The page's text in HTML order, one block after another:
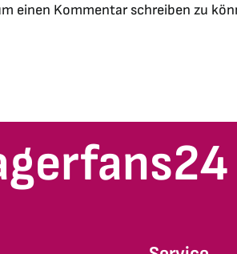
einen Kommentar schreiben zu